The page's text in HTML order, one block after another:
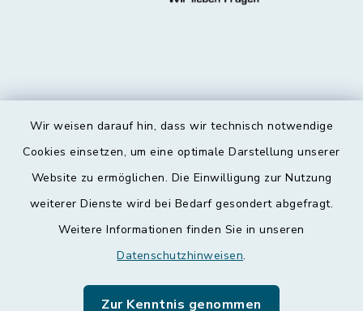
Wir weisen darauf hin, dass wir technisch notwendige
Cookies einsetzen, um eine optimale Darstellung unserer
Website zu ermöglichen. Die Einwilligung zur Nutzung
weiterer Dienste wird bei Bedarf gesondert abgefragt.
Weitere Informationen finden Sie in unseren
Datenschutzhinweisen.
Zur Kenntnis genommen
Kontakt
Datenschutz